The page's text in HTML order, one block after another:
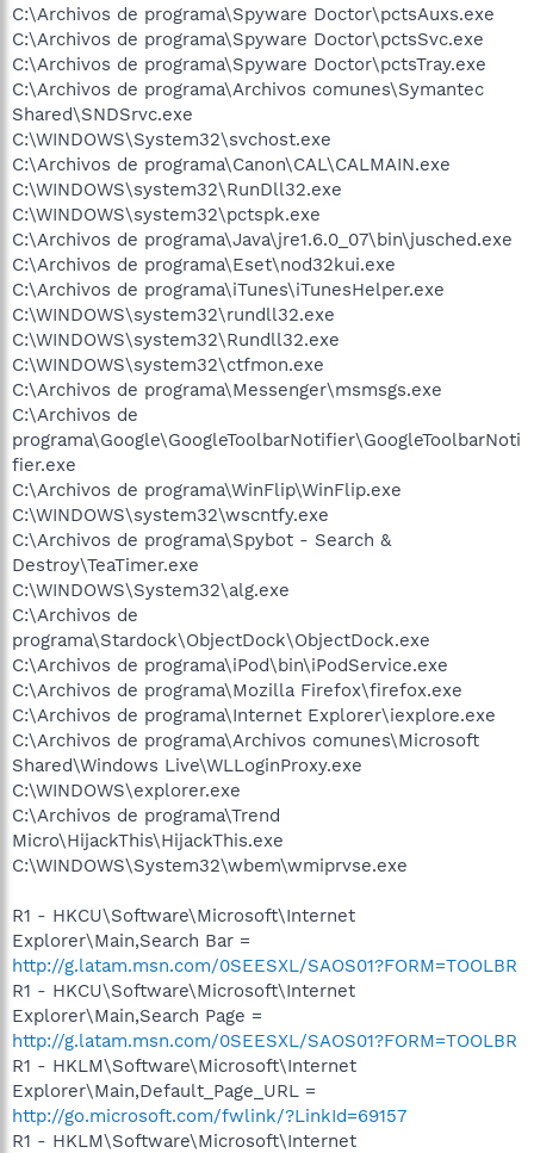
C:\Archivos de programa\Spyware Doctor\pctsAuxs.exe
C:\Archivos de programa\Spyware Doctor\pctsSvc.exe
C:\Archivos de programa\Spyware Doctor\pctsTray.exe
C:\Archivos de programa\Archivos comunes\Symantec
Shared\SNDSrvc.exe
C:\WINDOWS\System32\svchost.exe
C:\Archivos de programa\Canon\CAL\CALMAIN.exe
C:\WINDOWS\system32\RunDll32.exe
C:\WINDOWS\system32\pctspk.exe
C:\Archivos de programa\Java\jre1.6.0_07\bin\jusched.exe
C:\Archivos de programa\Eset\nod32kui.exe
C:\Archivos de programa\iTunes\iTunesHelper.exe
C:\WINDOWS\system32\rundll32.exe
C:\WINDOWS\system32\Rundll32.exe
C:\WINDOWS\system32\ctfmon.exe
C:\Archivos de programa\Messenger\msmsgs.exe
C:\Archivos de
programa\Google\GoogleToolbarNotifier\GoogleToolbarNoti
fier.exe
C:\Archivos de programa\WinFlip\WinFlip.exe
C:\WINDOWS\system32\wscntfy.exe
C:\Archivos de programa\Spybot - Search &
Destroy\TeaTimer.exe
C:\WINDOWS\System32\alg.exe
C:\Archivos de
programa\Stardock\ObjectDock\ObjectDock.exe
C:\Archivos de programa\iPod\bin\iPodService.exe
C:\Archivos de programa\Mozilla Firefox\firefox.exe
C:\Archivos de programa\Internet Explorer\iexplore.exe
C:\Archivos de programa\Archivos comunes\Microsoft
Shared\Windows Live\WLLoginProxy.exe
C:\WINDOWS\explorer.exe
C:\Archivos de programa\Trend
Micro\HijackThis\HijackThis.exe
C:\WINDOWS\System32\wbem\wmiprvse.exe
R1 - HKCU\Software\Microsoft\Internet
Explorer\Main,Search Bar =
http://g.latam.msn.com/0SEESXL/SAOS01?FORM=TOOLBR
R1 - HKCU\Software\Microsoft\Internet
Explorer\Main,Search Page =
http://g.latam.msn.com/0SEESXL/SAOS01?FORM=TOOLBR
R1 - HKLM\Software\Microsoft\Internet
Explorer\Main,Default_Page_URL =
http://go.microsoft.com/fwlink/?LinkId=69157
R1 - HKLM\Software\Microsoft\Internet